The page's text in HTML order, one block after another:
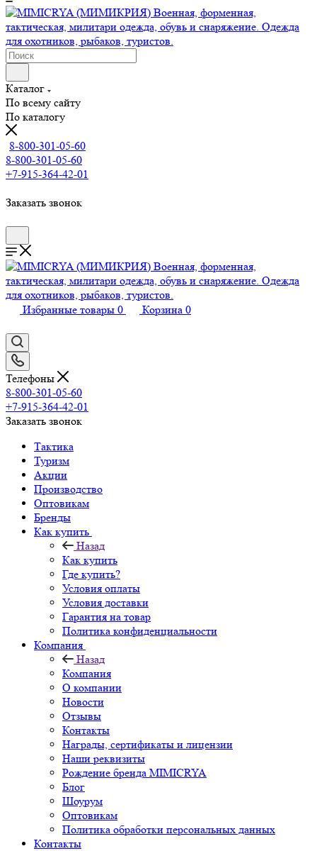
Каталог
По всему сайту
По каталогу
8-800-301-05-60
8-800-301-05-60
+7-915-364-42-01
Заказать звонок
Избранные товары 0 Корзина 0
Телефоны
8-800-301-05-60
+7-915-364-42-01
Заказать звонок
Тактика
Туризм
Акции
Производство
Оптовикам
Бренды
Как купить
Назад
Как купить
Где купить?
Условия оплаты
Условия доставки
Гарантия на товар
Политика конфиденциальности
Компания
Назад
Компания
О компании
Новости
Отзывы
Контакты
Награды, сертификаты и лицензии
Наши реквизиты
Рождение бренда MIMICRYA
Блог
Шоурум
Оптовикам
Политика обработки персональных данных
Контакты